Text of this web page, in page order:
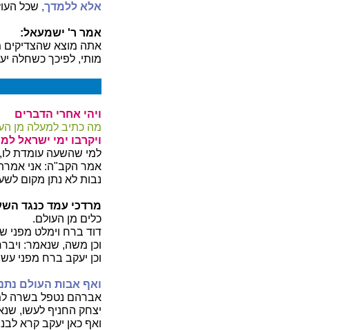
אלא ללמדך, שכל
אמר ר' ישמעאל:
אתה מוצא שהצדיקים
מותי, לפיכך כשחלה
ויהי אחרי הדברים
מה כתיב למעלה מן
ויקרבו ימי ישראל
למי שהשעה עומדת לו,
אמר הקב"ה: אני
נבות לא נתן מקום
מרדכי עמד כנגד
כלים מן העולם.
דוד ברח וימלט מפני
וכן משה, שנאמר:
וכן יעקב ברח מפני
ואף אבות העולם
אברהם נטפל בשרה
יצחק החניף לעשו,
ואף כאן יעקב קרא